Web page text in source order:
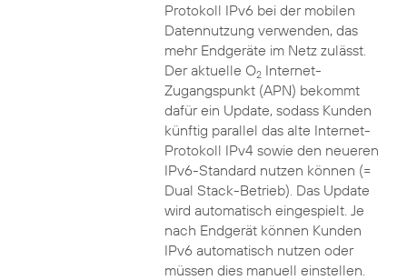
Protokoll IPv6 bei der mobilen
Datennutzung verwenden, das
mehr Endgeräte im Netz zulässt.
Der aktuelle O2Internet-
Zugangspunkt (APN) bekommt
dafür ein Update, sodass Kunden
künftig parallel das alte Internet-
Protokoll IPv4 sowie den neueren
IPv6-Standard nutzen können (=
Dual Stack-Betrieb). Das Update
wird automatisch eingespielt. Je
nach Endgerät können Kunden
IPv6 automatisch nutzen oder
müssen dies manuell einstellen.